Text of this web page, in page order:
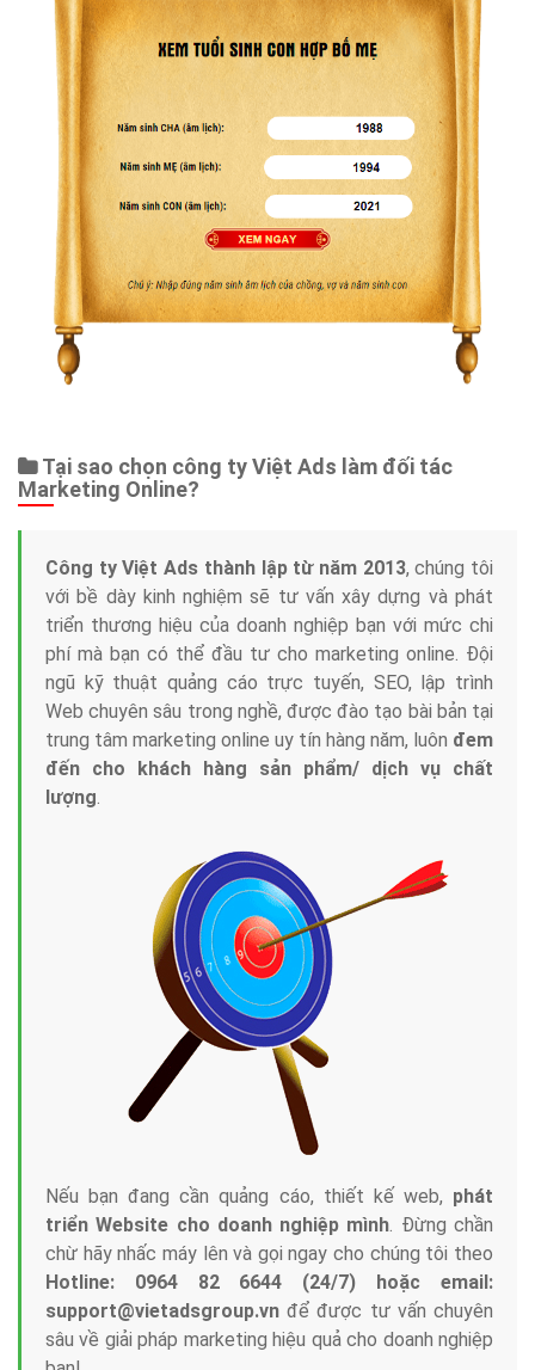
Tại sao chọn công ty Việt Ads làm đối tác
Marketing Online?
Công ty Việt Ads thành lập từ năm 2013, chúng tôi
với bề dày kinh nghiệm sẽ tư vấn xây dựng và phát
triển thương hiệu của doanh nghiệp bạn với mức chi
phí mà bạn có thể đầu tư cho marketing online. Đội
ngũ kỹ thuật quảng cáo trực tuyến, SEO, lập trình
Web chuyên sâu trong nghề, được đào tạo bài bản tại
trung tâm marketing online uy tín hàng năm, luôn đem
đến cho khách hàng sản phẩm/ dịch vụ chất
lượng.
Nếu bạn đang cần quảng cáo, thiết kế web, phát
triển Website cho doanh nghiệp mình. Đừng chần
chừ hãy nhấc máy lên và gọi ngay cho chúng tôi theo
Hotline: 0964 82 6644 (24/7) hoặc email:
support@vietadsgroup.vn để được tư vấn chuyên
sâu về giải pháp marketing hiệu quả cho doanh nghiệp